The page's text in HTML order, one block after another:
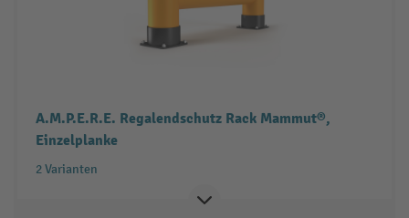
A.M.P.E.R.E. Regalendschutz Rack Mammut®,
Einzelplanke
2 Varianten